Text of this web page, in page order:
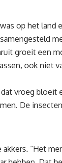
op het land
groeit een
ook niet
vroeg bloeit
De
“Het